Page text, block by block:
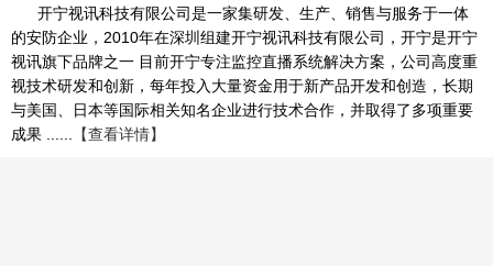
开宁视讯科技有限公司是一家集研发、生产、销售与服务于一体
的安防企业，2010年在深圳组建开宁视讯科技有限公司，开宁是开宁
视讯旗下品牌之一 目前开宁专注监控直播系统解决方案，公司高度重
视技术研发和创新，每年投入大量资金用于新产品开发和创造，长期
与美国、日本等国际相关知名企业进行技术合作，并取得了多项重要
成果 ......
【查看详情】